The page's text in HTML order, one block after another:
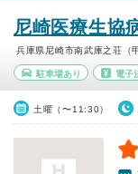
尼崎医療生協
兵庫県尼崎市南武庫之荘（
駐車場あり 電子
土曜（〜11:30）